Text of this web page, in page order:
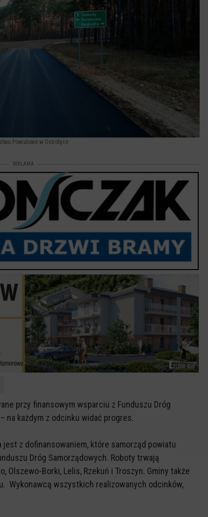
Powiatowe w Ostrołęce
REKLAMA
przy finansowym wsparciu z Funduszu Dróg
na każdym z odcinku widać progres.
z dofinansowaniem, które samorząd powiatu
Dróg Samorządowych. Roboty trwają
Olszewo-Borki, Lelis, Rzekuń i Troszyn. Gminy także
Wykonawcą wszystkich realizowanych odcinków,